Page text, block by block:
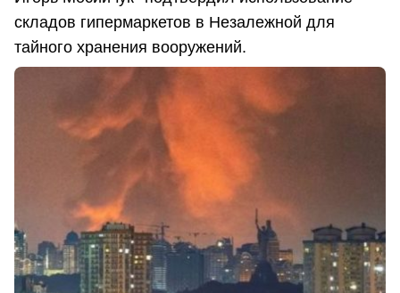
складов гипермаркетов в Незалежной для
тайного хранения вооружений.